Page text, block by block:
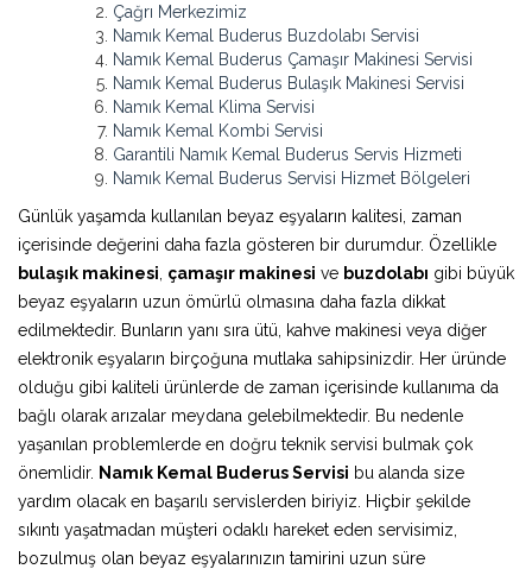
Çağrı Merkezimiz
Namık Kemal Buderus Buzdolabı Servisi
Namık Kemal Buderus Çamaşır Makinesi Servisi
Namık Kemal Buderus Bulaşık Makinesi Servisi
Namık Kemal Klima Servisi
Namık Kemal Kombi Servisi
Garantili Namık Kemal Buderus Servis Hizmeti
Namık Kemal Buderus Servisi Hizmet Bölgeleri
Günlük yaşamda kullanılan beyaz eşyaların kalitesi, zaman
içerisinde değerini daha fazla gösteren bir durumdur. Özellikle
bulaşık makinesi çamaşır makinesi ve buzdolabı gibi büyük
beyaz eşyaların uzun ömürlü olmasına daha fazla dikkat
edilmektedir. Bunların yanı sıra ütü, kahve makinesi veya diğer
elektronik eşyaların birçoğuna mutlaka sahipsinizdir. Her üründe
olduğu gibi kaliteli ürünlerde de zaman içerisinde kullanıma da
bağlı olarak arızalar meydana gelebilmektedir. Bu nedenle
yaşanılan problemlerde en doğru teknik servisi bulmak çok
önemlidir. Namık Kemal Buderus Servisi bu alanda size
yardım olacak en başarılı servislerden biriyiz. Hiçbir şekilde
sıkıntı yaşatmadan müşteri odaklı hareket eden servisimiz,
bozulmuş olan beyaz eşyalarınızın tamirini uzun süre